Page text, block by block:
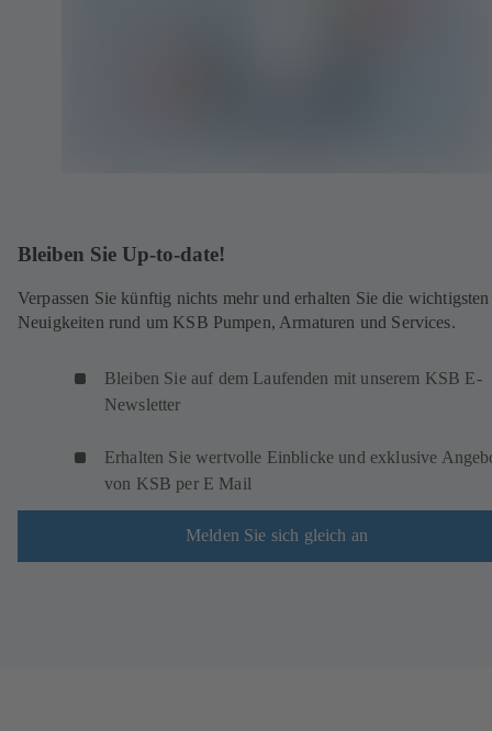
Bleiben Sie Up-to-date!
Verpassen Sie künftig nichts mehr und erhalten Sie die wichtigsten
Neuigkeiten rund um KSB Pumpen, Armaturen und Services.
Bleiben Sie auf dem Laufenden mit unserem KSB E-
Newsletter
Erhalten Sie wertvolle Einblicke und exklusive
von KSB per E Mail
Melden Sie sich gleich an